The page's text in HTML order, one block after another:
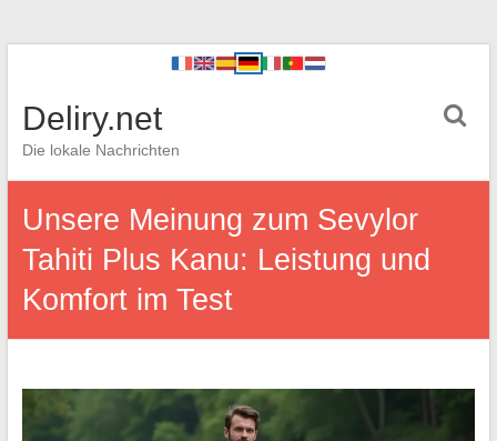
Deliry.net
Die lokale Nachrichten
Unsere Meinung zum Sevylor
Tahiti Plus Kanu: Leistung und
Komfort im Test